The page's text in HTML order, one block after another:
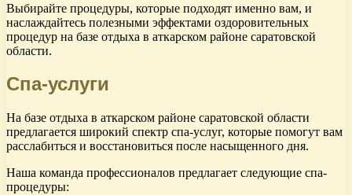
Выбирайте процедуры, которые подходят именно вам, и
наслаждайтесь полезными эффектами оздоровительных
процедур на базе отдыха в аткарском районе саратовской
области.
Спа-услуги
На базе отдыха в аткарском районе саратовской области
предлагается широкий спектр спа-услуг, которые помогут вам
расслабиться и восстановиться после насыщенного дня.
Наша команда профессионалов предлагает следующие спа-
процедуры: